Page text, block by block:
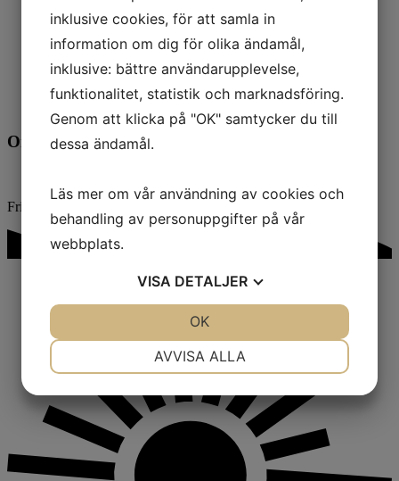
Effekt:
500 kW
Produktion per år:2113 MWh
Andel externa kunder:6
Byggår: 1994
Områdeskarta
Frillesås Trädgårdsväg panncentral.
inklusive cookies, för att samla in
information om dig för olika ändamål,
inklusive: bättre användarupplevelse,
funktionalitet, statistik och marknadsföring.
Genom att klicka på "OK" samtycker du till
dessa ändamål.
Läs mer om vår användning av cookies och
behandling av personuppgifter på vår
webbplats.
VISA DETALJER
MARKNADSFÖRING STATISTIK
AVVISA ALLA
OK